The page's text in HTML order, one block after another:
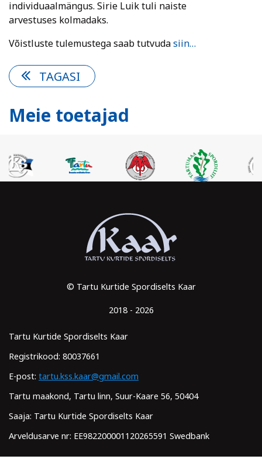
individuaalmängus. Sirie Luik tuli naiste
arvestuses kolmadaks.
Võistluste tulemustega saab tutvudasiin…
TAGASI
Meie toetajad
© Tartu Kurtide Spordiselts Kaar
2018 - 2026
Tartu Kurtide Spordiselts Kaar
Registrikood: 80037661
E-post: tartu.kss.kaar@gmail.com
Tartu maakond, Tartu linn, Suur-Kaare 56, 50404
Saaja: Tartu Kurtide Spordiselts Kaar
Arveldusarve nr: EE982200001120265591 Swedbank